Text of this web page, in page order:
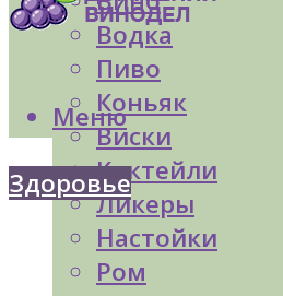
Водка
Пиво
Коньяк
Виски
Коктейли
Ликеры
Настойки
Ром
Меню
Здоровье